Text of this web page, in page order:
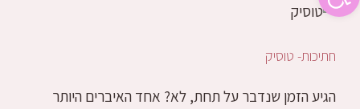
חתיכות- טוסיק
הגיע הזמן שנדבר על תחת, לא? אחד האיברים היותר